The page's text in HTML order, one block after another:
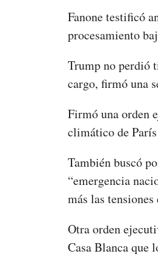
Fanone testificó
procesamiento
Trump no perdió
cargo, firmó una
Firmó una orden
climático de
También buscó
“emergencia
más las
Otra orden
Casa Blanca que